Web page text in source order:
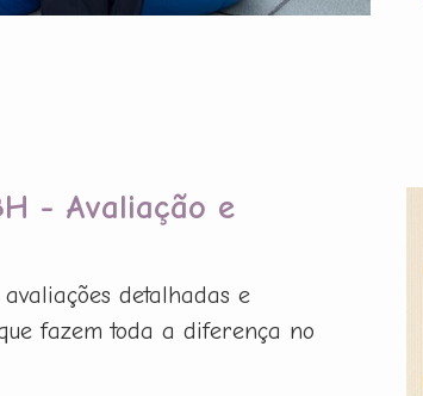
- Avaliação e
detalhadas e
fazem toda a diferença no